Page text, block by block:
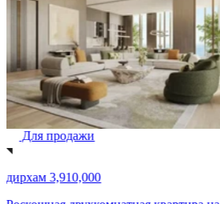
Для продажи
дирхам 3,910,000